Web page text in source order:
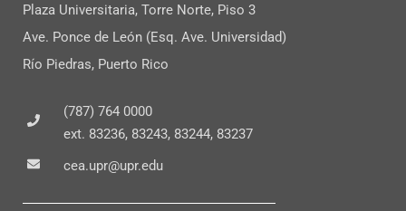
Plaza Universitaria, Torre Norte, Piso 3
Ave. Ponce de León (Esq. Ave. Universidad)
Río Piedras, Puerto Rico
(787) 764 0000
ext. 83236, 83243, 83244, 83237
cea.upr@upr.edu